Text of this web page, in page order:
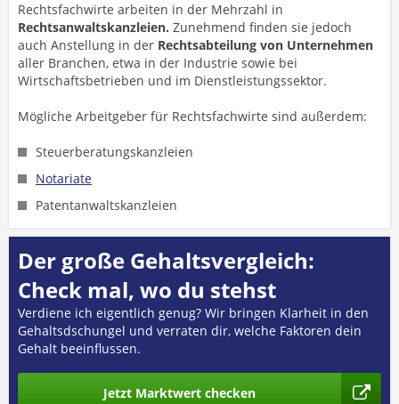
Rechtsfachwirte arbeiten in der Mehrzahl in
Rechtsanwaltskanzleien. Zunehmend finden sie jedoch
auch Anstellung in der Rechtsabteilung von Unternehmen
aller Branchen, etwa in der Industrie sowie bei
Wirtschaftsbetrieben und im Dienstleistungssektor.
Mögliche Arbeitgeber für Rechtsfachwirte sind außerdem:
Steuerberatungskanzleien
Notariate
Patentanwaltskanzleien
Der große Gehaltsvergleich:
Check mal, wo du stehst
Verdiene ich eigentlich genug? Wir bringen Klarheit in den
Gehaltsdschungel und verraten dir, welche Faktoren dein
Gehalt beeinflussen.
Jetzt Marktwert checken